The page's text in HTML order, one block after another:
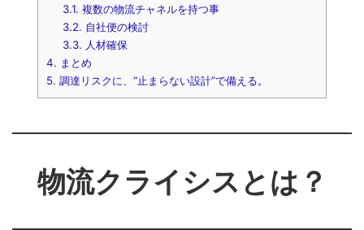
3.1. 複数の物流チャネルを持つ事
3.2. 自社便の検討
3.3. 人材確保
4. まとめ
5. 調達リスクに、“止まらない設計”で備える。
物流クライシスとは？